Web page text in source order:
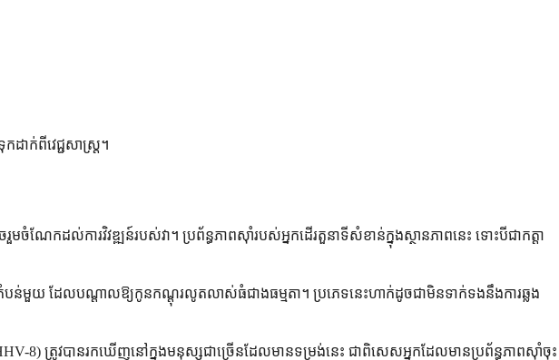
ាក់ពីវេជ្ជសាស្ត្រ។
ណែកដល់ការវិវឌ្ឍន៍របស់វា។ ប្រព័ន្ធភាពស៊ាំរបស់អ្នកដើរតួនាទីសំខាន់ក្នុងស្ថានភាពនេះ ទោះបីជាកត្តា
បន់មួយ ដែលបណ្តាលឱ្យកូនកណ្ដុរលូតលាស់ធំជាងធម្មតា។ ប្រភេទនេះហាក់ដូចជាមិនទាក់ទងនឹងការឆ្លង
8) ត្រូវបានរកឃើញនៅក្នុងមនុស្សជាច្រើនដែលមានទម្រង់នេះ ជាពិសេសអ្នកដែលមានប្រព័ន្ធភាពស៊ាំចុះ